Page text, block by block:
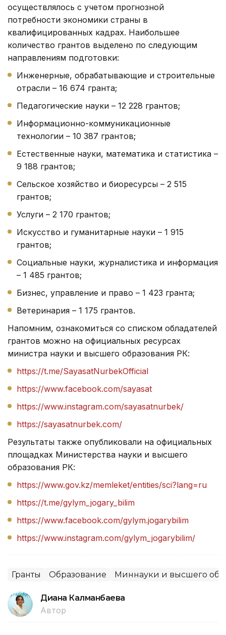
осуществлялось с учетом прогнозной
потребности экономики страны в
квалифицированных кадрах. Наибольшее
количество грантов выделено по следующим
направлениям подготовки:
Инженерные, обрабатывающие и строительные
отрасли – 16 674 гранта;
Педагогические науки – 12 228 грантов;
Информационно-коммуникационные
технологии – 10 387 грантов;
Естественные науки, математика и статистика –
9 188 грантов;
Сельское хозяйство и биоресурсы – 2 515
грантов;
Услуги – 2 170 грантов;
Искусство и гуманитарные науки – 1 915
грантов;
Социальные науки, журналистика и информация
– 1 485 грантов;
Бизнес, управление и право – 1 423 гранта;
Ветеринария – 1 175 грантов.
Напомним, ознакомиться со списком обладателей
грантов можно на официальных ресурсах
министра науки и высшего образования РК:
https://t.me/SayasatNurbekOfficial
https://www.facebook.com/sayasat
https://www.instagram.com/sayasatnurbek/
https://sayasatnurbek.com/
Результаты также опубликовали на официальных
площадках Министерства науки и высшего
образования РК:
https://www.gov.kz/memleket/entities/sci?lang=ru
https://t.me/gylym_jogary_bilim
https://www.facebook.com/gylym.jogarybilim
https://www.instagram.com/gylym_jogarybilim/
Гранты Образование Миннауки и высшего
Диана Калманбаева
Автор